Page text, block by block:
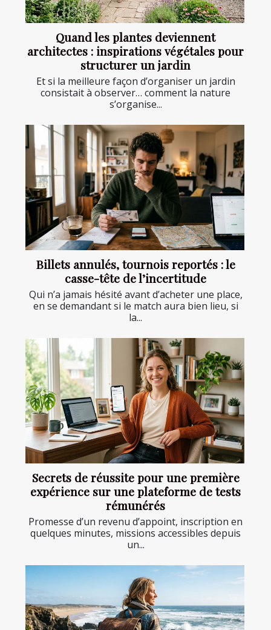
Quand les plantes deviennent
architectes : inspirations végétales pour
structurer un jardin
Et si la meilleure façon d’organiser un jardin
consistait à observer… comment la nature
s’organise...
Billets annulés, tournois reportés : le
casse-tête de l’incertitude
Qui n’a jamais hésité avant d’acheter une place,
en se demandant si le match aura bien lieu, si
la...
Secrets de réussite pour une première
expérience sur une plateforme de tests
rémunérés
Promesse d’un revenu d’appoint, inscription en
quelques minutes, missions accessibles depuis
un...